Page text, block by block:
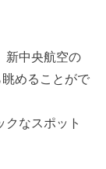
新中央航空の
めることがで
クなスポット